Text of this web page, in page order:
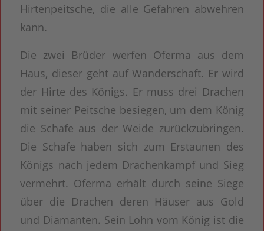
Hirtenpeitsche, die alle Gefahren abwehren
kann.
Die zwei Brüder werfen Oferma aus dem
Haus, dieser geht auf Wanderschaft. Er wird
der Hirte des Königs. Er muss drei Drachen
mit seiner Peitsche besiegen, um dem König
die Schafe aus der Weide zurückzubringen.
Die Schafe haben sich zum Erstaunen des
Königs nach jedem Drachenkampf und Sieg
vermehrt. Oferma erhält durch seine Siege
über die Drachen deren Häuser aus Gold
und Diamanten. Sein Lohn vom König ist die